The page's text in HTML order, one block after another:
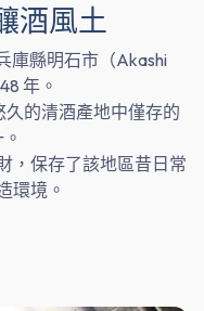
酒風土
庫縣明石市（Akashi
年。
久的清酒產地中僅存的
，保存了該地區昔日常
環境。​